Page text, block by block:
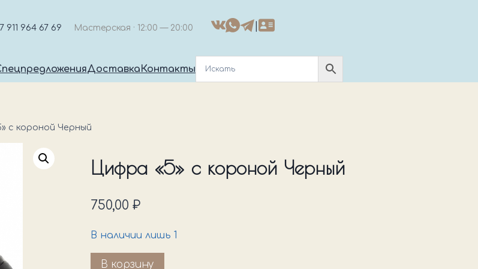
964 67 69 Мастерская · 12:00 — 20:00
Доставка Контакты
с короной Черный
Цифра «5» с короной Черный
750,00 ₽
В наличии лишь 1
Количество
В корзину